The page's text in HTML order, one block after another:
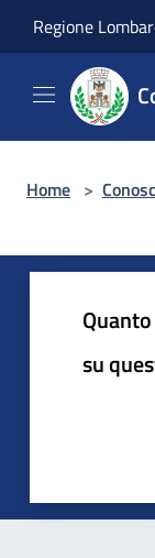
Regione
Home >
su